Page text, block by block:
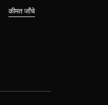
कीमत जाँचे